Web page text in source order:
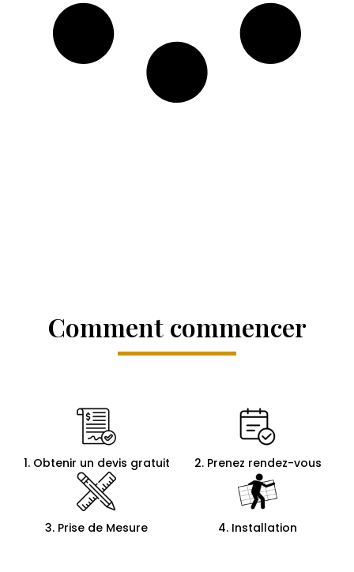
Comment commencer
1. Obtenir un devis gratuit 2. Prenez rendez-vous
3. Prise de Mesure 4. Installation